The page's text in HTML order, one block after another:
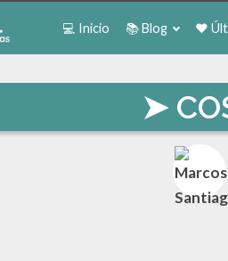
💻 Inicio 📚 Blog ❤️